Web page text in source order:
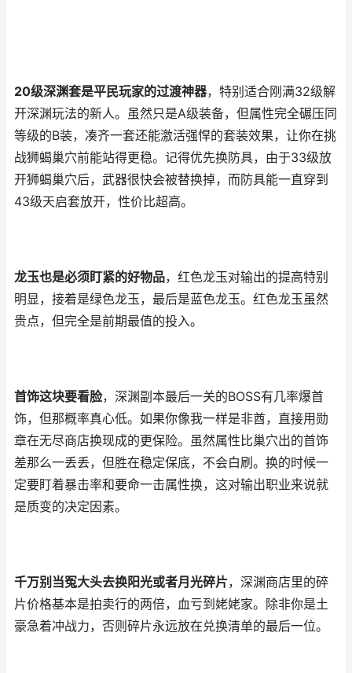
20级深渊套是平民玩家的过渡神器，特别适合刚满32级解
开深渊玩法的新人。虽然只是A级装备，但属性完全碾压同
等级的B装，凑齐一套还能激活强悍的套装效果，让你在挑
战狮蝎巢穴前能站得更稳。记得优先换防具，由于33级放
开狮蝎巢穴后，武器很快会被替换掉，而防具能一直穿到
43级天启套放开，性价比超高。
龙玉也是必须盯紧的好物品，红色龙玉对输出的提高特别
明显，接着是绿色龙玉，最后是蓝色龙玉。红色龙玉虽然
贵点，但完全是前期最值的投入。
首饰这块要看脸，深渊副本最后一关的BOSS有几率爆首
饰，但那概率真心低。如果你像我一样是非酋，直接用勋
章在无尽商店换现成的更保险。虽然属性比巢穴出的首饰
差那么一丢丢，但胜在稳定保底，不会白刷。换的时候一
定要盯着暴击率和要命一击属性换，这对输出职业来说就
是质变的决定因素。
千万别当冤大头去换阳光或者月光碎片，深渊商店里的碎
片价格基本是拍卖行的两倍，血亏到姥姥家。除非你是土
豪急着冲战力，否则碎片永远放在兑换清单的最后一位。